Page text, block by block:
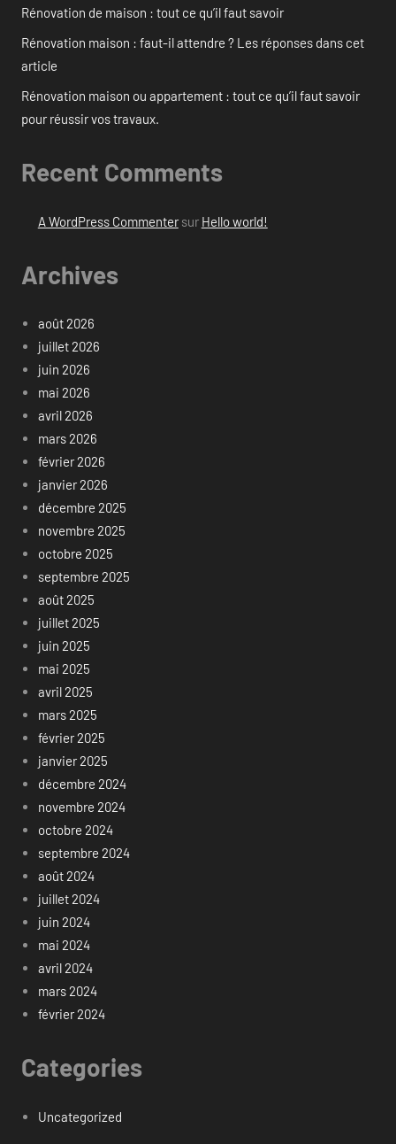
Rénovation de maison : tout ce qu’il faut savoir
Rénovation maison : faut-il attendre ? Les réponses dans cet
article
Rénovation maison ou appartement : tout ce qu’il faut savoir
pour réussir vos travaux.
Recent Comments
A WordPress Commentersur Hello world!
Archives
août 2026
juillet 2026
juin 2026
mai 2026
avril 2026
mars 2026
février 2026
janvier 2026
décembre 2025
novembre 2025
octobre 2025
septembre 2025
août 2025
juillet 2025
juin 2025
mai 2025
avril 2025
mars 2025
février 2025
janvier 2025
décembre 2024
novembre 2024
octobre 2024
septembre 2024
août 2024
juillet 2024
juin 2024
mai 2024
avril 2024
mars 2024
février 2024
Categories
Uncategorized